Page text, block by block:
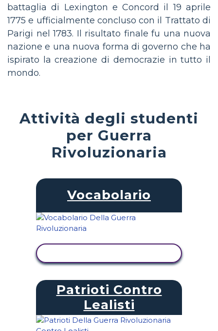
battaglia di Lexington e Concord il 19 aprile
1775 e ufficialmente concluso con il Trattato di
Parigi nel 1783. Il risultato finale fu una nuova
nazione e una nuova forma di governo che ha
ispirato la creazione di democrazie in tutto il
mondo.
Attività degli studenti
per Guerra
Rivoluzionaria
Vocabolario
Patrioti Contro
Lealisti